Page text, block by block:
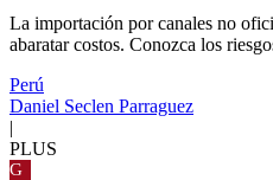
La importación por canales no
abaratar costos. Conozca los
Perú
Daniel Seclen Parraguez
|
PLUS
G